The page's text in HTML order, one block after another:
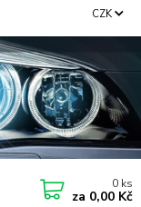
CZK
0 ks
za 0,00 Kč